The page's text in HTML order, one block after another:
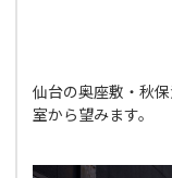
仙台の奥座敷・秋
室から望みます。